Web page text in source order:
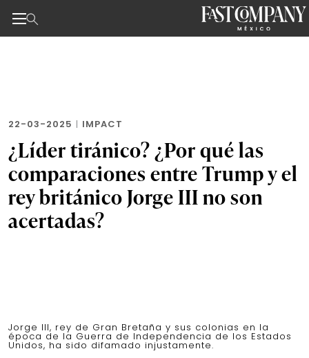
22-03-2025 | IMPACT
¿Líder tiránico? ¿Por qué las
comparaciones entre Trump y el
rey británico Jorge III no son
acertadas?
Jorge III, rey de Gran Bretaña y sus colonias en la
época de la Guerra de Independencia de los Estados
Unidos, ha sido difamado injustamente.